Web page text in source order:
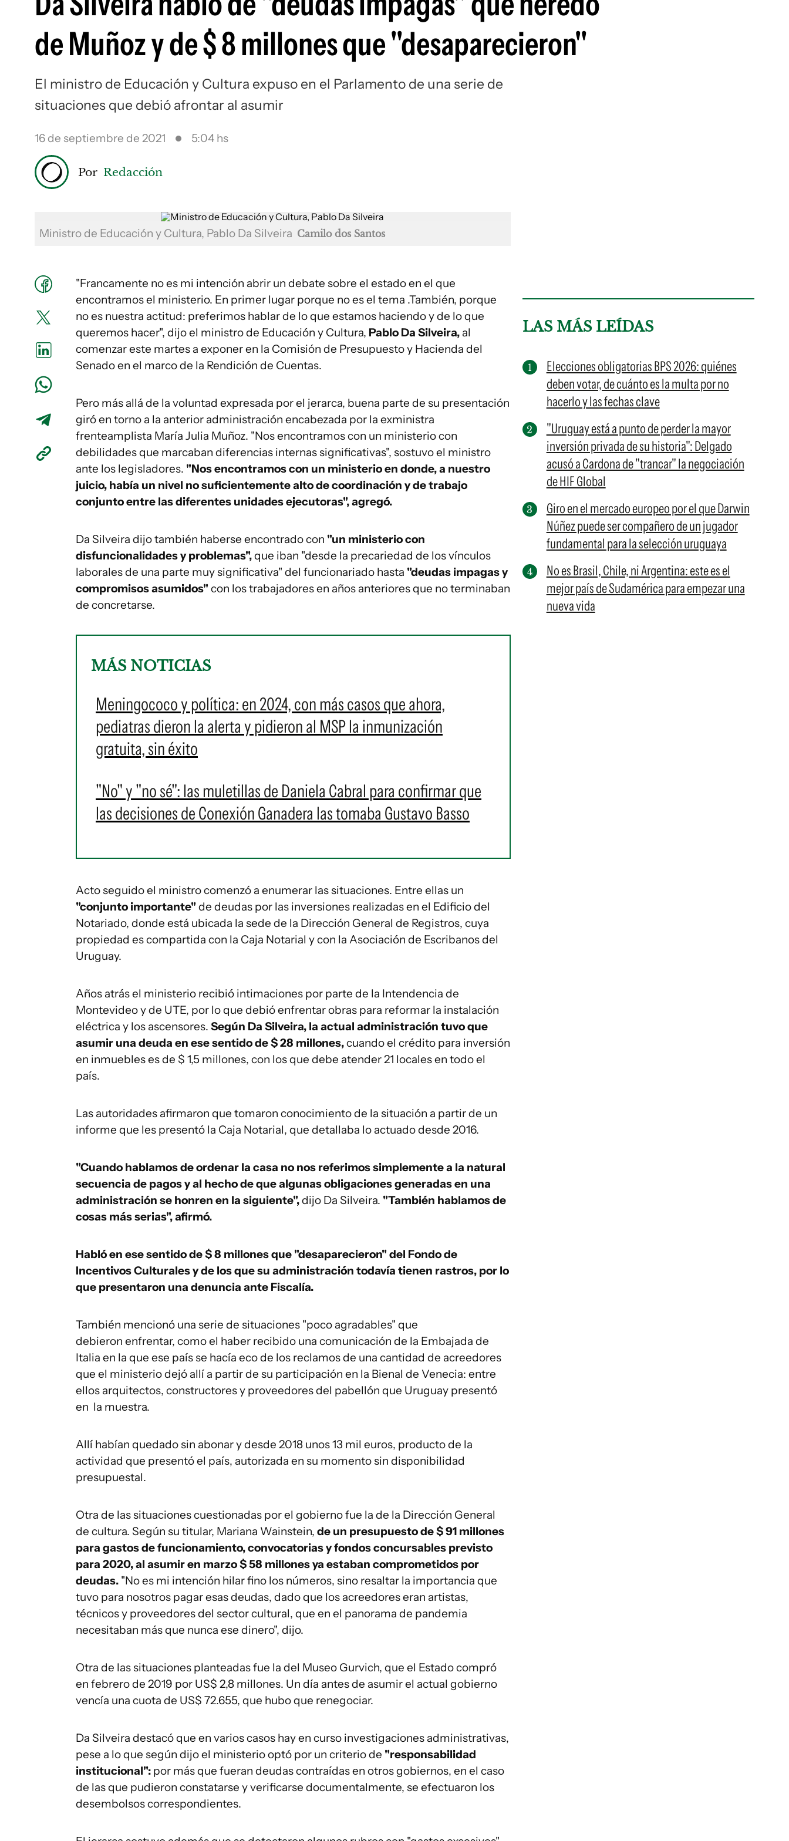
de Muñoz y de $ 8 millones que "desaparecieron"
El ministro de Educación y Cultura expuso en el Parlamento de una serie de
situaciones que debió afrontar al asumir
16 de septiembre de 2021 5:04 hs
Por Redacción
Ministro de Educación y Cultura, Pablo Da Silveira Camilo dos Santos
"Francamente no es mi intención abrir un debate sobre el estado en el que
encontramos el ministerio. En primer lugar porque no es el tema .También, porque
no es nuestra actitud: preferimos hablar de lo que estamos haciendo y de lo que
queremos hacer", dijo el ministro de Educación y Cultura, Pablo Da Silveira, al
comenzar este martes a exponer en la Comisión de Presupuesto y Hacienda del
Senado en el marco de la Rendición de Cuentas.
Pero más allá de la voluntad expresada por el jerarca, buena parte de su presentación
giró en torno a la anterior administración encabezada por la exministra
frenteamplista María Julia Muñoz. "Nos encontramos con un ministerio con
debilidades que marcaban diferencias internas significativas", sostuvo el ministro
ante los legisladores. "Nos encontramos con un ministerio en donde, a nuestro
juicio, había un nivel no suficientemente alto de coordinación y de trabajo
conjunto entre las diferentes unidades ejecutoras", agregó.
Da Silveira dijo también haberse encontrado con "un ministerio con
disfuncionalidades y problemas",que iban "desde la precariedad de los vínculos
laborales de una parte muy significativa" del funcionariado hasta "deudas impagas y
compromisos asumidos"con los trabajadores en años anteriores que no terminaban
de concretarse.
MÁS NOTICIAS
Meningococo y política: en 2024, con más casos que ahora,
pediatras dieron la alerta y pidieron al MSP la inmunización
gratuita, sin éxito
"No" y "no sé": las muletillas de Daniela Cabral para confirmar que
las decisiones de Conexión Ganadera las tomaba Gustavo Basso
Acto seguido el ministro comenzó a enumerar las situaciones. Entre ellas un
"conjunto importante"de deudas por las inversiones realizadas en el Edificio del
Notariado, donde está ubicada la sede de la Dirección General de Registros, cuya
propiedad es compartida con la Caja Notarial y con la Asociación de Escribanos del
Uruguay.
Años atrás el ministerio recibió intimaciones por parte de la Intendencia de
Montevideo y de UTE, por lo que debió enfrentar obras para reformar la instalación
eléctrica y los ascensores. Según Da Silveira, la actual administración tuvo que
asumir una deuda en ese sentido de $ 28 millones,cuando el crédito para inversión
en inmuebles es de $ 1,5 millones, con los que debe atender 21 locales en todo el
país.
Las autoridades afirmaron que tomaron conocimiento de la situación a partir de un
informe que les presentó la Caja Notarial, que detallaba lo actuado desde 2016.
"Cuando hablamos de ordenar la casa no nos referimos simplemente a la natural
secuencia de pagos y al hecho de que algunas obligaciones generadas en una
administración se honren en la siguiente",dijo Da Silveira. "También hablamos de
cosas más serias", afirmó.
Habló en ese sentido de $ 8 millones que "desaparecieron" del Fondo de
Incentivos Culturales y de los que su administración todavía tienen rastros, por lo
que presentaron una denuncia ante Fiscalía.
También mencionó una serie de situaciones "poco agradables" que
debieron enfrentar, como el haber recibido una comunicación de la Embajada de
Italia en la que ese país se hacía eco de los reclamos de una cantidad de acreedores
que el ministerio dejó allí a partir de su participación en la Bienal de Venecia: entre
ellos arquitectos, constructores y proveedores del pabellón que Uruguay presentó
en la muestra.
Allí habían quedado sin abonar y desde 2018 unos 13 mil euros, producto de la
actividad que presentó el país, autorizada en su momento sin disponibilidad
presupuestal.
Otra de las situaciones cuestionadas por el gobierno fue la de la Dirección General
de cultura. Según su titular, Mariana Wainstein, de un presupuesto de $ 91 millones
para gastos de funcionamiento, convocatorias y fondos concursables previsto
para 2020, al asumir en marzo $ 58 millones ya estaban comprometidos por
deudas. "No es mi intención hilar fino los números, sino resaltar la importancia que
tuvo para nosotros pagar esas deudas, dado que los acreedores eran artistas,
técnicos y proveedores del sector cultural, que en el panorama de pandemia
necesitaban más que nunca ese dinero", dijo.
Otra de las situaciones planteadas fue la del Museo Gurvich, que el Estado compró
en febrero de 2019 por US$ 2,8 millones. Un día antes de asumir el actual gobierno
vencía una cuota de US$ 72.655, que hubo que renegociar.
Da Silveira destacó que en varios casos hay en curso investigaciones administrativas,
pese a lo que según dijo el ministerio optó por un criterio de "responsabilidad
institucional": por más que fueran deudas contraídas en otros gobiernos, en el caso
de las que pudieron constatarse y verificarse documentalmente, se efectuaron los
desembolsos correspondientes.
LAS MÁS LEÍDAS
Elecciones obligatorias BPS 2026: quiénes
deben votar, de cuánto es la multa por no
hacerlo y las fechas clave
"Uruguay está a punto de perder la mayor
inversión privada de su historia": Delgado
acusó a Cardona de "trancar" la negociación
de HIF Global
Giro en el mercado europeo por el que Darwin
Núñez puede ser compañero de un jugador
fundamental para la selección uruguaya
No es Brasil, Chile, ni Argentina: este es el
mejor país de Sudamérica para empezar una
nueva vida